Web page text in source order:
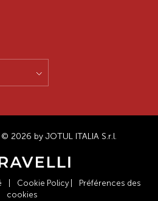
2026 by JOTUL ITALIA S.r.l.
Cookie Policy
Préférences des
cookies